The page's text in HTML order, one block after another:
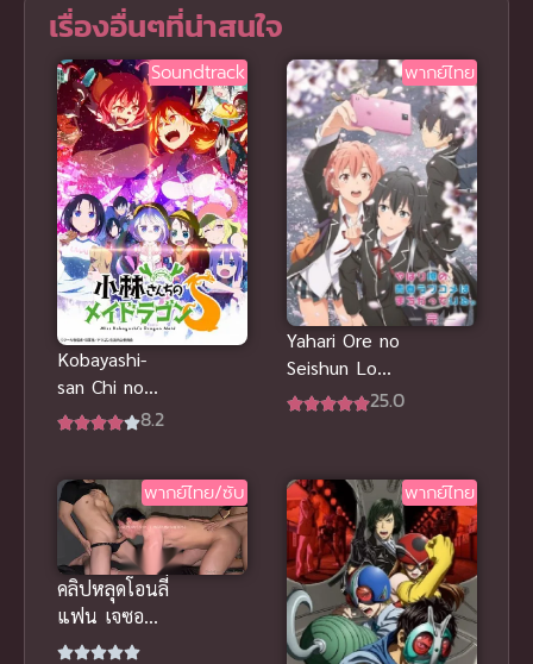
เรื่องอื่นๆที่น่าสนใจ
Soundtrack
Kobayashi-
san Chi no
Maid Dragon
โคบายาชิ
8.2
พากย์ไทย
Yahari Ore no
Seishun Love
Comedy ภาค25.0
พากย์ไทย/ซับ
คลิปหลุดโอนลี่
แฟน เจซอน
ฟอร์วาย งาน
พากย์ไทย